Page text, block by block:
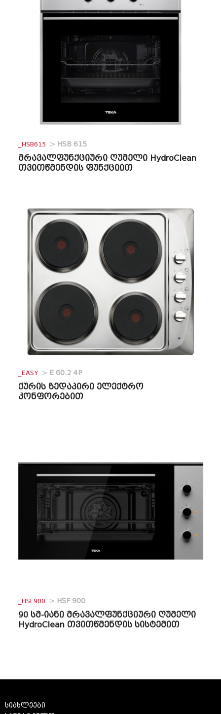
_HSB615 > HSB 615
მრავალფუნქციური ღუმელი HydroClean
თვითწმენდის ფუნქციით
_EASY > E 60.2 4P
ქურის ზედაპირი ელექტრო
კონფორებით
_HSF900 > HSF 900
90 სმ-იანი მრავალფუნქციური ღუმელი
HydroClean თვითწმენდის სისტემით
სიახლეები